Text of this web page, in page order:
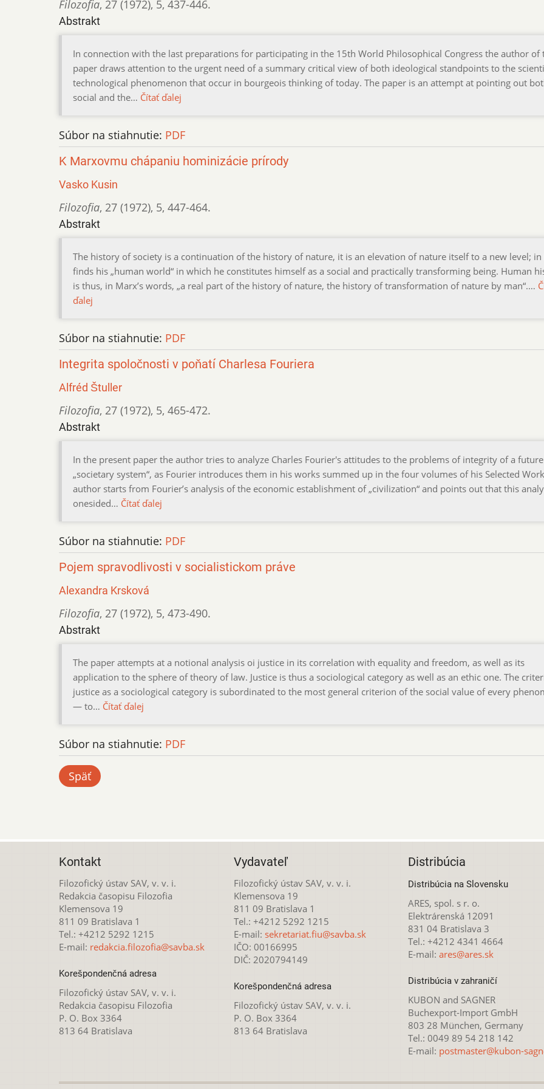
Filozofia, 27 (1972), 5, 437-446.
Abstrakt
In connection with the last preparations for participating in the 15th World Philosophical Congress the author of
paper draws attention to the urgent need of a summary critical view of both ideological standpoints to the
technological phenomenon that occur in bourgeois thinking of today. The paper is an attempt at pointing out
social and the… Čítať ďalej
Súbor na stiahnutie: PDF
K Marxovmu chápaniu hominizácie prírody
Vasko Kusin
Filozofia, 27 (1972), 5, 447-464.
Abstrakt
The history of society is a continuation of the history of nature, it is an elevation of nature itself to a new level;
finds his „human world“ in which he constitutes himself as a social and practically transforming being. Human
is thus, in Marx’s words, „a real part of the history of nature, the history of transformation of nature by man“.…
ďalej
Súbor na stiahnutie: PDF
Integrita spoločnosti v poňatí Charlesa Fouriera
Alfréd Štuller
Filozofia, 27 (1972), 5, 465-472.
Abstrakt
In the present paper the author tries to analyze Charles Fourier's attitudes to the problems of integrity of a future
„societary system“, as Fourier introduces them in his works summed up in the four volumes of his Selected
author starts from Fourier’s analysis of the economic establishment of „civilization“ and points out that this
onesided… Čítať ďalej
Súbor na stiahnutie: PDF
Pojem spravodlivosti v socialistickom práve
Alexandra Krsková
Filozofia, 27 (1972), 5, 473-490.
Abstrakt
The paper attempts at a notional analysis oi justice in its correlation with equality and freedom, as well as its
application to the sphere of theory of law. Justice is thus a sociological category as well as an ethic one. The
justice as a sociological category is subordinated to the most general criterion of the social value of every
— to… Čítať ďalej
Súbor na stiahnutie: PDF
Späť
Kontakt
Filozofický ústav SAV, v. v. i.
Redakcia časopisu Filozofia
Klemensova 19
811 09 Bratislava 1
Tel.: +4212 5292 1215
E-mail: redakcia.filozofia@savba.sk
Korešpondenčná adresa
Filozofický ústav SAV, v. v. i.
Redakcia časopisu Filozofia
P. O. Box 3364
813 64 Bratislava
Vydavateľ
Filozofický ústav SAV, v. v. i.
Klemensova 19
811 09 Bratislava 1
Tel.: +4212 5292 1215
E-mail: sekretariat.fiu@savba.sk
IČO: 00166995
DIČ: 2020794149
Korešpondenčná adresa
Filozofický ústav SAV, v. v. i.
P. O. Box 3364
813 64 Bratislava
Distribúcia
Distribúcia na Slovensku
ARES, spol. s r. o.
Elektrárenská 12091
831 04 Bratislava 3
Tel.: +4212 4341 4664
E-mail: ares@ares.sk
Distribúcia v zahraničí
KUBON and SAGNER
Buchexport-Import GmbH
803 28 München, Germany
Tel.: 0049 89 54 218 142
E-mail: postmaster@kubon-